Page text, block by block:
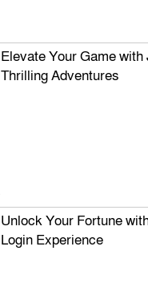
Elevate Your Game with
Thrilling Adventures
Unlock Your Fortune
Login Experience